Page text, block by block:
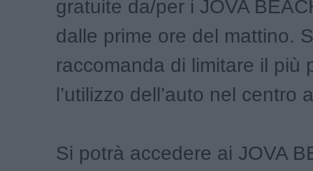
gratuite da/per i JOVA
dalle prime ore del mattino.
raccomanda di limitare il più
l’utilizzo dell’auto nel centro
Si potrà accedere ai JOVA